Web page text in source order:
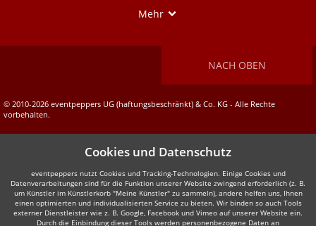
Mehr
NACH OBEN
© 2010-2026 eventpeppers UG (haftungsbeschränkt) & Co. KG - Alle Rechte
vorbehalten.
Cookies und Datenschutz
eventpeppers nutzt Cookies und Tracking-Technologien. Einige Cookies und
Datenverarbeitungen sind für die Funktion unserer Website zwingend erforderlich (z. B.
um Künstler im Künstlerkorb "Meine Künstler" zu sammeln), andere helfen uns, Ihnen
einen optimierten und individualisierten Service zu bieten. Wir binden so auch Tools
externer Dienstleister wie z. B. Google, Facebook und Vimeo auf unserer Website ein.
Durch die Einbindung dieser Tools werden personenbezogene Daten an